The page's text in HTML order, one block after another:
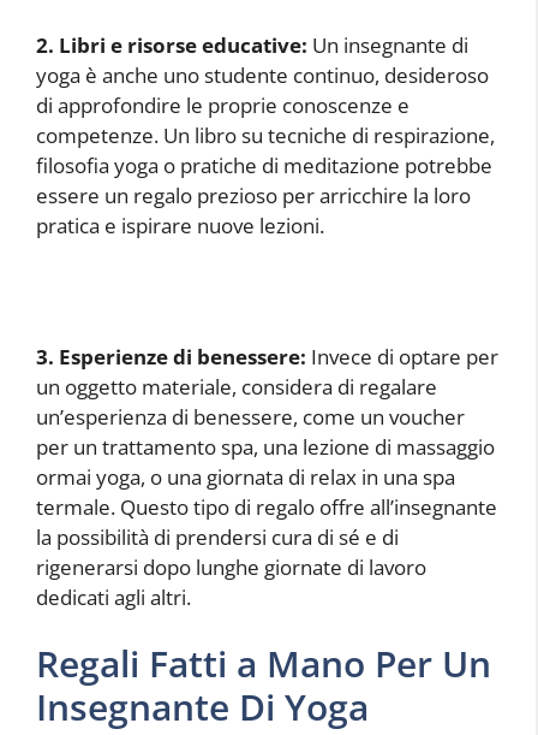
2. Libri e risorse educative: Un insegnante di
yoga è anche uno studente continuo, desideroso
di approfondire le proprie conoscenze e
competenze. Un libro su tecniche di respirazione,
filosofia yoga o pratiche di meditazione potrebbe
essere un regalo prezioso per arricchire la loro
pratica e ispirare nuove lezioni.
3. Esperienze di benessere: Invece di optare per
un oggetto materiale, considera di regalare
un’esperienza di benessere, come un voucher
per un trattamento spa, una lezione di massaggio
ormai yoga, o una giornata di relax in una spa
termale. Questo tipo di regalo offre all’insegnante
la possibilità di prendersi cura di sé e di
rigenerarsi dopo lunghe giornate di lavoro
dedicati agli altri.
Regali Fatti a Mano Per Un
Insegnante Di Yoga